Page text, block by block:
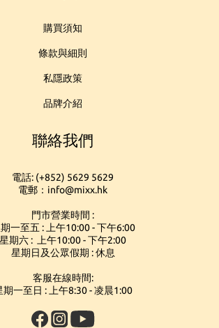
購買須知
條款與細則
私隱政策
品牌介紹
聯絡我們
電話: (+852) 5629 5629
電郵：info@mixx.hk
門市營業時間 :
一至五 : 上午10:00 - 下午6:00
星期六 : 上午10:00 - 下午2:00
星期日及公眾假期 : 休息
客服在線時間:
期一至日 : 上午8:30 - 凌晨1:00